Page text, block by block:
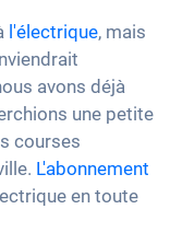
l'électrique, mais
avons déjà
une petite
courses
L'abonnement
en toute